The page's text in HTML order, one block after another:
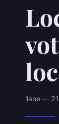
liane —